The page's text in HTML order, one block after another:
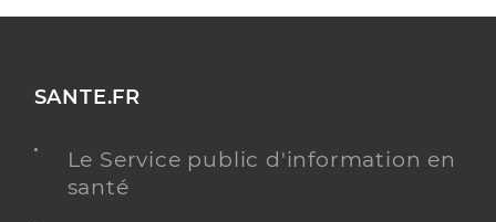
SANTE.FR
Le Service public d'information en
santé